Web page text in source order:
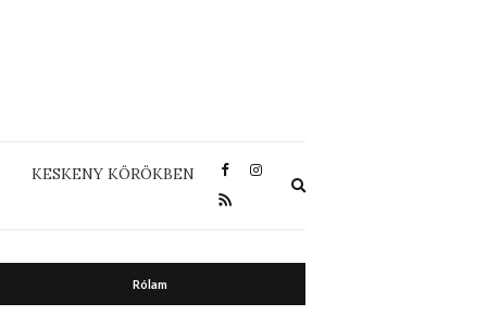
KESKENY KÖRÖKBEN
Rólam